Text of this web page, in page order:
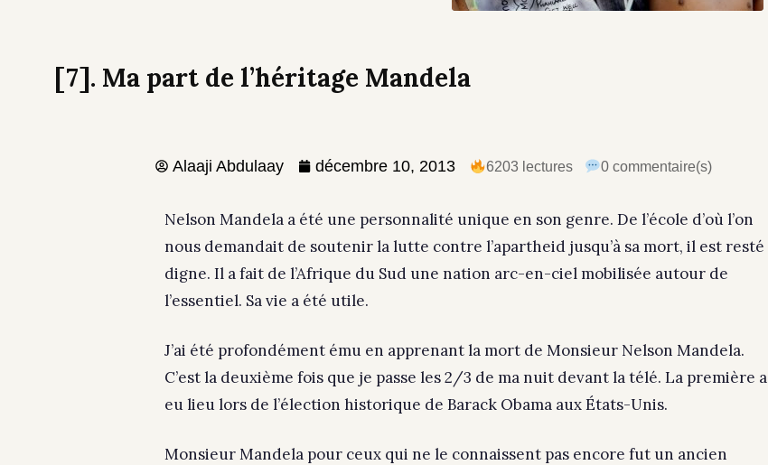
[7]. Ma part de l’héritage Mandela
Alaaji Abdulaay décembre 10, 2013 6203 lectures 0 commentaire(s)
Nelson Mandela a été une personnalité unique en son genre. De l’école d’où l’on
nous demandait de soutenir la lutte contre l’apartheid jusqu’à sa mort, il est resté
digne. Il a fait de l’Afrique du Sud une nation arc-en-ciel mobilisée autour de
l’essentiel. Sa vie a été utile.
J’ai été profondément ému en apprenant la mort de Monsieur Nelson Mandela.
C’est la deuxième fois que je passe les 2/3 de ma nuit devant la télé. La première a
eu lieu lors de l’élection historique de Barack Obama aux États-Unis.
Monsieur Mandela pour ceux qui ne le connaissent pas encore fut un ancien